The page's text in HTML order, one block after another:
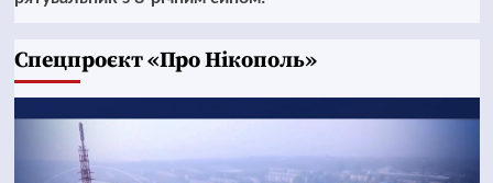
Cпецпроєкт «Про Нікополь»